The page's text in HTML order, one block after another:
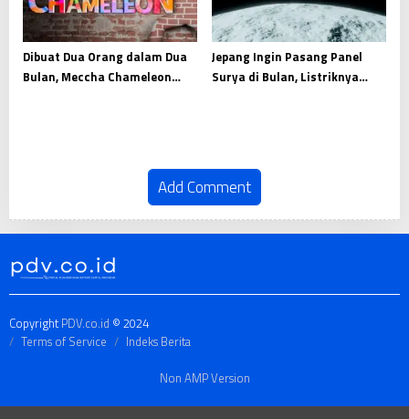
Dibuat Dua Orang dalam Dua
Bulan, Meccha Chameleon
Jepang Ingin Pasang Panel
Surya di Bulan, Listriknya
Add Comment
CopyrightPDV.co.id © 2024
Terms of Service
Indeks Berita
Non AMP Version